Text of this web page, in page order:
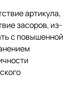
артикула,
засоров, из-
с повышенной